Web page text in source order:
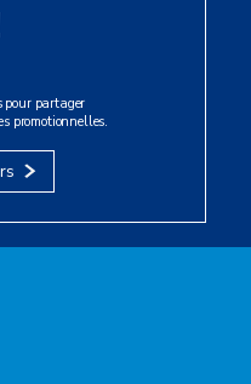
pour partager
promotionnelles.